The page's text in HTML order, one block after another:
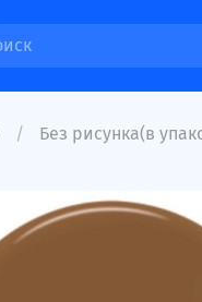
Без рисунка(в